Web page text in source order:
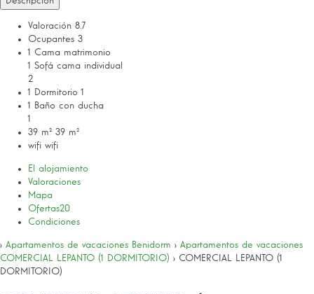
Valoración 8.7
Ocupantes 3
1 Cama matrimonio
1 Sofá cama individual
2
1 Dormitorio 1
1 Baño con ducha
1
39 m² 39 m²
wifi wifi
El alojamiento
Valoraciones
Mapa
Ofertas20
Condiciones
› Apartamentos de vacaciones Benidorm › Apartamentos de vacaciones
COMERCIAL LEPANTO (1 DORMITORIO) › COMERCIAL LEPANTO (1
DORMITORIO)